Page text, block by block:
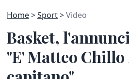
Home Sport Video
Basket,
"E' Matteo